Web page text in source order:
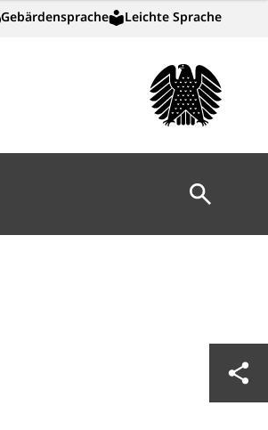
Gebärdensprache Leichte Sprache
Suche